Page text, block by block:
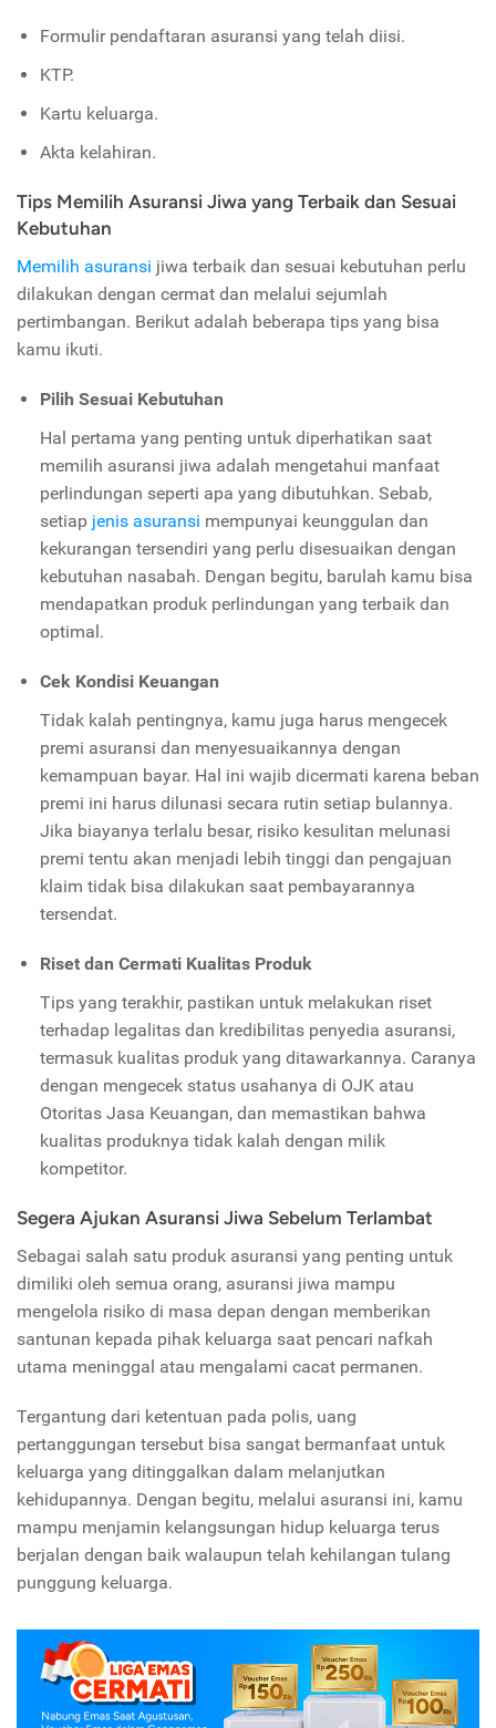
Formulir pendaftaran asuransi yang telah diisi.
KTP.
Kartu keluarga.
Akta kelahiran.
Tips Memilih Asuransi Jiwa yang Terbaik dan Sesuai
Kebutuhan
Memilih asuransi jiwa terbaik dan sesuai kebutuhan perlu
dilakukan dengan cermat dan melalui sejumlah
pertimbangan. Berikut adalah beberapa tips yang bisa
kamu ikuti.
Pilih Sesuai Kebutuhan
Hal pertama yang penting untuk diperhatikan saat
memilih asuransi jiwa adalah mengetahui manfaat
perlindungan seperti apa yang dibutuhkan. Sebab,
setiap jenis asuransi mempunyai keunggulan dan
kekurangan tersendiri yang perlu disesuaikan dengan
kebutuhan nasabah. Dengan begitu, barulah kamu bisa
mendapatkan produk perlindungan yang terbaik dan
optimal.
Cek Kondisi Keuangan
Tidak kalah pentingnya, kamu juga harus mengecek
premi asuransi dan menyesuaikannya dengan
kemampuan bayar. Hal ini wajib dicermati karena beban
premi ini harus dilunasi secara rutin setiap bulannya.
Jika biayanya terlalu besar, risiko kesulitan melunasi
premi tentu akan menjadi lebih tinggi dan pengajuan
klaim tidak bisa dilakukan saat pembayarannya
tersendat.
Riset dan Cermati Kualitas Produk
Tips yang terakhir, pastikan untuk melakukan riset
terhadap legalitas dan kredibilitas penyedia asuransi,
termasuk kualitas produk yang ditawarkannya. Caranya
dengan mengecek status usahanya di OJK atau
Otoritas Jasa Keuangan, dan memastikan bahwa
kualitas produknya tidak kalah dengan milik
kompetitor.
Segera Ajukan Asuransi Jiwa Sebelum Terlambat
Sebagai salah satu produk asuransi yang penting untuk
dimiliki oleh semua orang, asuransi jiwa mampu
mengelola risiko di masa depan dengan memberikan
santunan kepada pihak keluarga saat pencari nafkah
utama meninggal atau mengalami cacat permanen.
Tergantung dari ketentuan pada polis, uang
pertanggungan tersebut bisa sangat bermanfaat untuk
keluarga yang ditinggalkan dalam melanjutkan
kehidupannya. Dengan begitu, melalui asuransi ini, kamu
mampu menjamin kelangsungan hidup keluarga terus
berjalan dengan baik walaupun telah kehilangan tulang
punggung keluarga.